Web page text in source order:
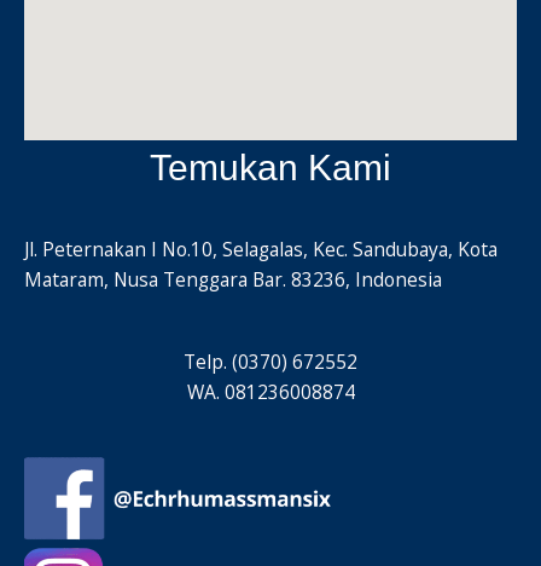
Temukan Kami
Jl. Peternakan I No.10, Selagalas, Kec. Sandubaya, Kota
Mataram, Nusa Tenggara Bar. 83236, Indonesia
Telp. (0370) 672552
WA. 081236008874